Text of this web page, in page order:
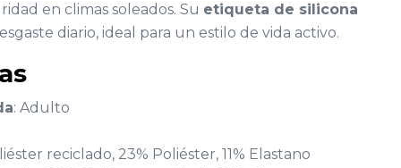
en climas soleados. Su etiqueta de silicona
diario, ideal para un estilo de vida activo.
: Adulto
reciclado, 23% Poliéster, 11% Elastano